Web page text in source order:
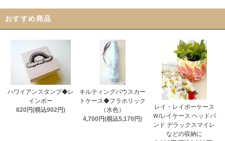
おすすめ商品
ハワイアンスタンプ◆レ
インボー
820円(税込902円)
キルティングパウスカー
トケース◆フラホリック
（水色）
4,700円(税込5,170円)
レイ・レイポーケース
Ｗ/レイケース ヘッドバ
ンド デラックスマイレ
などの収納に